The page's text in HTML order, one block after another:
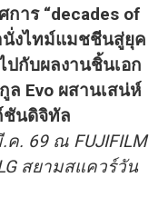
าร “decades of
นั่งไทม์แมชชีนสู่ยุค
กับผลงานชิ้นเอก
ล Evo ผสานเสน่ห์
ชันดิจิทัล
. 69 ณ FUJIFILM
สยามสแควร์วัน